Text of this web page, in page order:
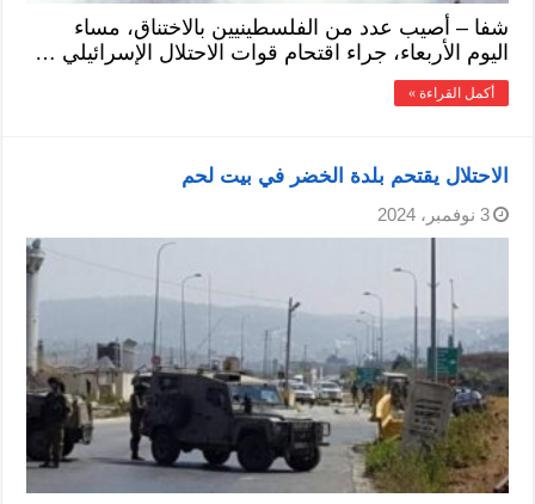
شفا – أصيب عدد من الفلسطينيين بالاختناق، مساء
اليوم الأربعاء، جراء اقتحام قوات الاحتلال الإسرائيلي …
أكمل القراءة »
الاحتلال يقتحم بلدة الخضر في بيت لحم
3 نوفمبر، 2024